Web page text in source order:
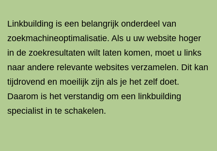
Linkbuilding is een belangrijk onderdeel van
zoekmachineoptimalisatie. Als u uw website hoger
in de zoekresultaten wilt laten komen, moet u links
naar andere relevante websites verzamelen. Dit kan
tijdrovend en moeilijk zijn als je het zelf doet.
Daarom is het verstandig om een linkbuilding
specialist in te schakelen.